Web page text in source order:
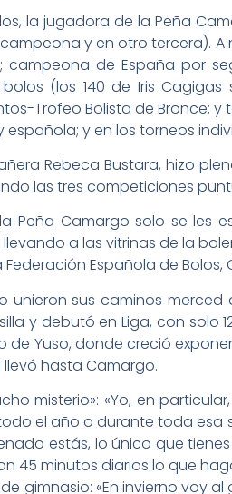
la jugadora de la Peña
y en otro tercera).
campeona de España por
(los 140 de Iris
Trofeo Bolista de Bronce;
y en los torneos
Rebeca Bustara, hizo
las tres competiciones
Peña Camargo solo se les
a las vitrinas de la
Española de Bolos,
unieron sus caminos
y debutó en Liga, con solo
de Yuso, donde creció
hasta Camargo.
misterio»: «Yo, en
el año o durante toda esa
estás, lo único que
45 minutos diarios lo que
gimnasio: «En invierno voy